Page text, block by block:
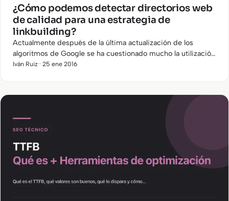
¿Cómo podemos detectar directorios web
de calidad para una estrategia de
linkbuilding?
Actualmente después de la última actualización de los
algoritmos de Google se ha cuestionado mucho la utilización
de directorios en nuestra estrategia de linkbuilding . Lo
Iván Ruiz · 25 ene 2016